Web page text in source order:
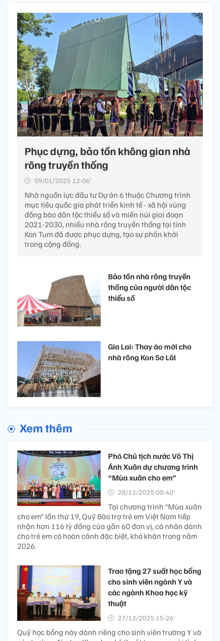
Phục dựng, bảo tồn không gian nhà
rông truyền thống
09/01/2025 12:06’
Nhờ nguồn lực đầu tư Dự án 6 thuộc Chương trình
mục tiêu quốc gia phát triển kinh tế - xã hội vùng
đồng bào dân tộc thiểu số và miền núi giai đoạn
2021-2030, nhiều nhà rông truyền thống tại tỉnh
Kon Tum đã được phục dựng, tạo sự phấn khởi
trong cộng đồng.
Bảo tồn nhà rông truyền
thống của người dân tộc
thiểu số
Gia Lai: Thay áo mới cho
nhà rông Kon Sơ Lăl
Xem thêm
Phó Chủ tịch nước Võ Thị
Ánh Xuân dự chương trình
“Mùa xuân cho em”
28/12/2025 00:40’
Tại chương trình “Mùa xuân
cho em” lần thứ 19, Quỹ Bảo trợ trẻ em Việt Nam tiếp
nhận hơn 116 tỷ đồng của gần 60 đơn vị, cá nhân dành
cho trẻ em có hoàn cảnh đặc biệt, khó khăn trong năm
2026.
Trao tặng 27 suất học bổng
cho sinh viên ngành Y và
các ngành Khoa học kỹ
thuật
27/12/2025 15:26’
Quỹ học bổng này dành riêng cho sinh viên trường Y và